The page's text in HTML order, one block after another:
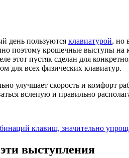
день пользуются клавиатурой, но
поэтому крошечные выступы на
этот пустяк сделан для
для всех физических клавиатур.
улучшает скорость и комфорт
вслепую и правильно
клавиш, значительно
выступления